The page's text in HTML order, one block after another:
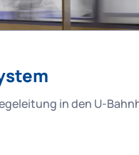
in den U-